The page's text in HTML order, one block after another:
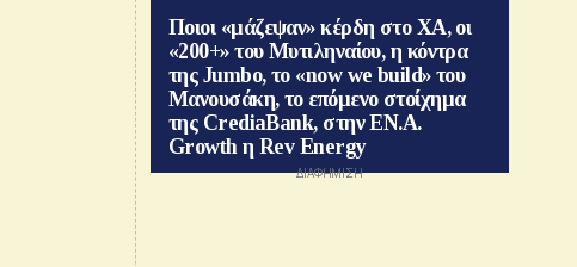
Ποιοι «μάζεψαν» κέρδη στο ΧΑ, οι
«200+» του Μυτιληναίου, η κόντρα
της Jumbo, το «now we build» του
Μανουσάκη, το επόμενο στοίχημα
της CrediaBank, στην ΕΝ.Α.
Growth η Rev Energy